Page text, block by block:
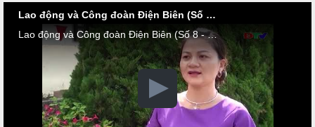
Lao động và Công đoàn Điện Biên (Số 8 - ngày 09/8/2020)
Lao động và Công đoàn Điện Biên (Số 8 - ngày 09/8/2020)